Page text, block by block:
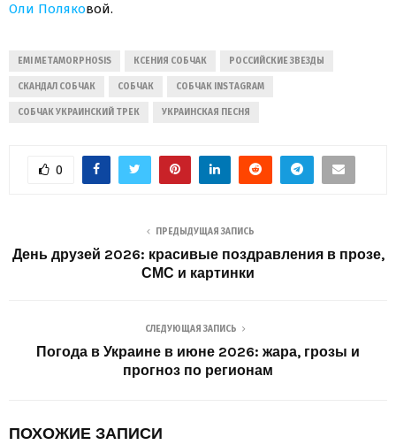
Оли Поляковой.
EMI METAMORPHOSIS КСЕНИЯ СОБЧАК РОССИЙСКИЕ ЗВЕЗДЫ
СКАНДАЛ СОБЧАК СОБЧАК СОБЧАК INSTAGRAM
СОБЧАК УКРАИНСКИЙ ТРЕК УКРАИНСКАЯ ПЕСНЯ
0
ПРЕДЫДУЩАЯ ЗАПИСЬ
День друзей 2026: красивые поздравления в прозе,
СМС и картинки
СЛЕДУЮЩАЯ ЗАПИСЬ
Погода в Украине в июне 2026: жара, грозы и
прогноз по регионам
ПОХОЖИЕ ЗАПИСИ